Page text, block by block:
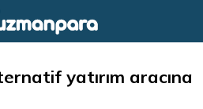
yatırım aracına